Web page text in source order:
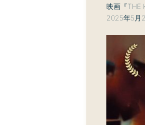
映画『THE
2025年5月